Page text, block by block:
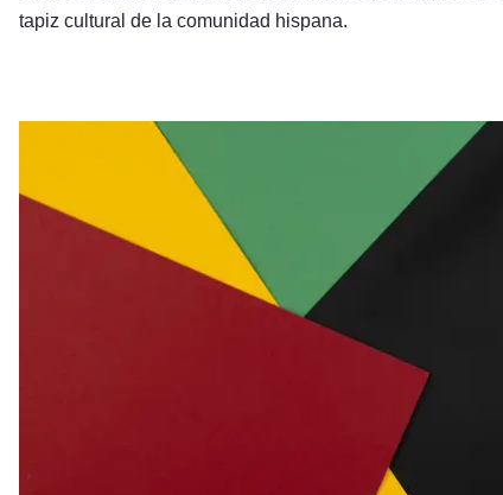
tapiz cultural de la comunidad hispana.
Un día para la reflexión: "Juneteenth"